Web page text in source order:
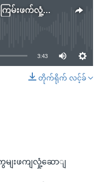
ရန်ကုန်မြို့လယ်မှာ လူအုပ်စုဖွဲ့ အကြမ်းဖက်လှုံ့ဆော်.mp3
available
3:43
တိုက်ရိုက် လင့်ခ်
ျးဖကျလှုံ့ဆောျ